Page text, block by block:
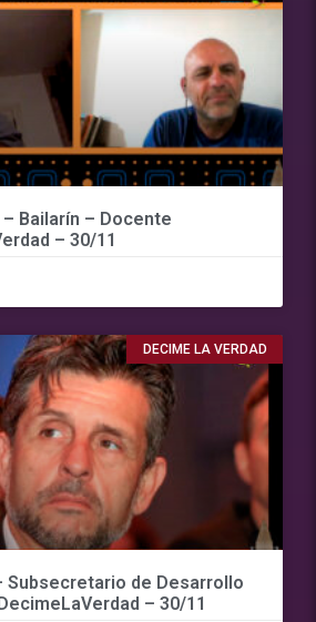
Bailarín – Docente
– 30/11
DECIME LA VERDAD
Subsecretario de Desarrollo
– 30/11